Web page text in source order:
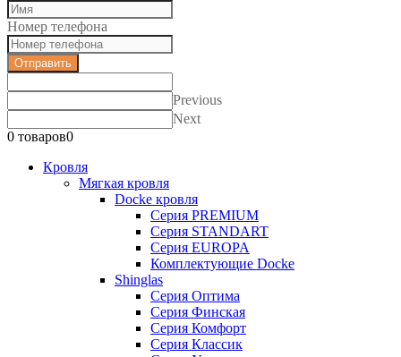
Номер телефона
Отправить
Previous
Next
0 товаров0
Кровля
Мягкая кровля
Docke кровля
Серия PREMIUM
Серия STANDART
Серия EUROPA
Комплектующие Docke
Shinglas
Серия Оптима
Серия Финская
Серия Комфорт
Серия Классик